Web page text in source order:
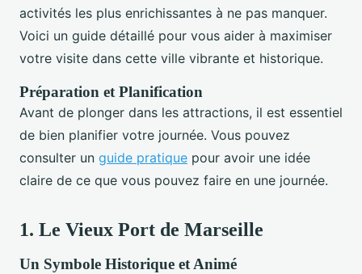
activités les plus enrichissantes à ne pas manquer.
Voici un guide détaillé pour vous aider à maximiser
votre visite dans cette ville vibrante et historique.
Préparation et Planification
Avant de plonger dans les attractions, il est essentiel
de bien planifier votre journée. Vous pouvez
consulter un guide pratique pour avoir une idée
claire de ce que vous pouvez faire en une journée.
1. Le Vieux Port de Marseille
Un Symbole Historique et Animé